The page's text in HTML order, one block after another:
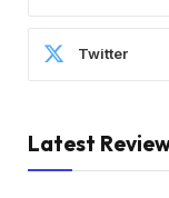
Twitter
Latest